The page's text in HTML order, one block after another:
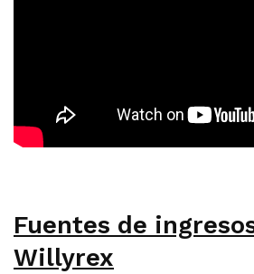
Fuentes de
Willyrex